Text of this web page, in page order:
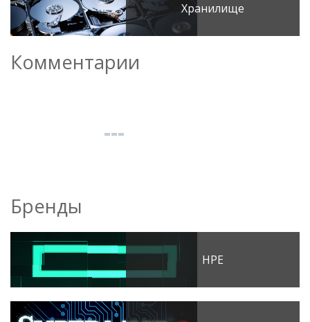
Хранилище
Комментарии
Бренды
HPE